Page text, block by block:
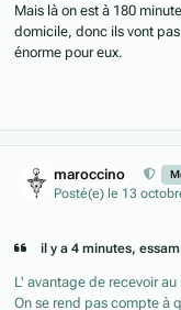
Mais là on est à 180
domicile, donc ils vont
énorme pour eux.
maroccino
Posté(e) le 13
il y a 4 minutes,
L' avantage de recevoir
On se rend pas compte à